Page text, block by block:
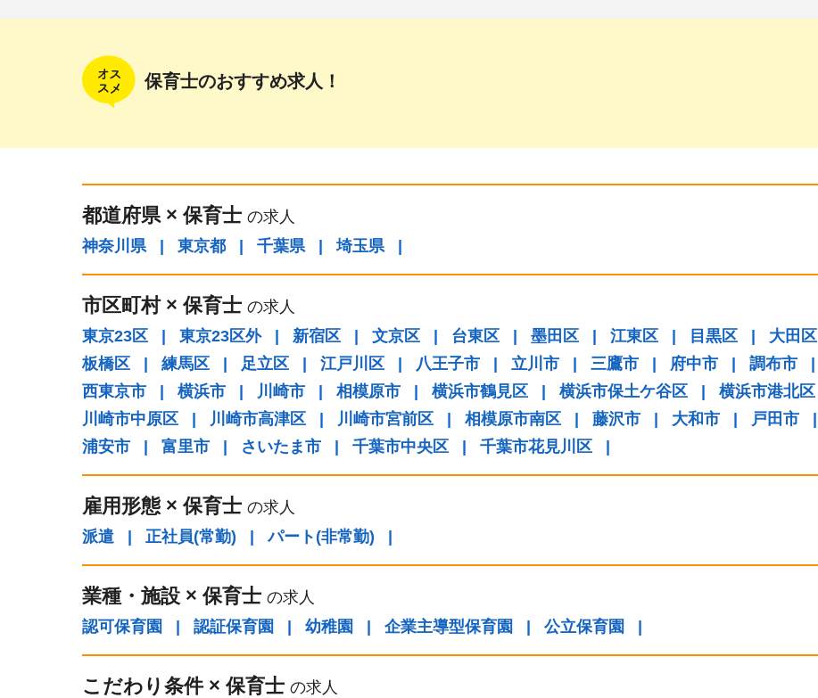
保育士のおすすめ求人！
都道府県 × 保育士 の求人
神奈川県
| 東京都 | 千葉県 | 埼玉県 |
市区町村 × 保育士 の求人
東京23区
| 東京23区外 | 新宿区 | 文京区 | 台東区 | 墨田区 | 江東区 | 目黒区 | 大田区
板橋区
| 練馬区 | 足立区 | 江戸川区 | 八王子市 | 立川市 | 三鷹市 | 府中市 | 調布市 |
西東京市
| 横浜市 | 川崎市 | 相模原市 | 横浜市鶴見区 | 横浜市保土ケ谷区 | 横浜市港北区
川崎市中原区
| 川崎市高津区 | 川崎市宮前区 | 相模原市南区 | 藤沢市 | 大和市 | 戸田市 |
浦安市
| 富里市 | さいたま市 | 千葉市中央区 | 千葉市花見川区 |
雇用形態 × 保育士 の求人
派遣
| 正社員(常勤) | パート(非常勤) |
業種・施設 × 保育士 の求人
認可保育園
| 認証保育園 | 幼稚園 | 企業主導型保育園 | 公立保育園 |
こだわり条件 × 保育士 の求人